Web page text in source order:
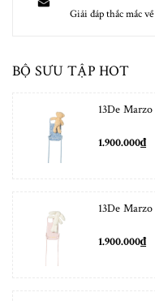
Giải đáp thắc mắc
BỘ SƯU TẬP HOT
13De
1.900.000₫
13De
1.900.000₫